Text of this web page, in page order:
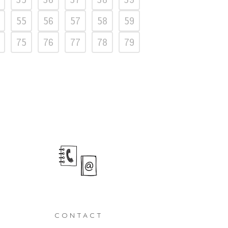
55 56 57 58
59
75 76 77 78
79
CONTACT